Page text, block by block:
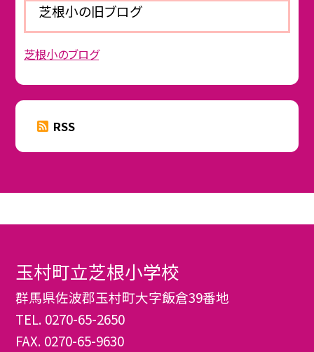
芝根小の旧ブログ
芝根小のブログ
RSS
玉村町立芝根小学校
群馬県佐波郡玉村町大字飯倉39番地
TEL. 0270-65-2650
FAX. 0270-65-9630